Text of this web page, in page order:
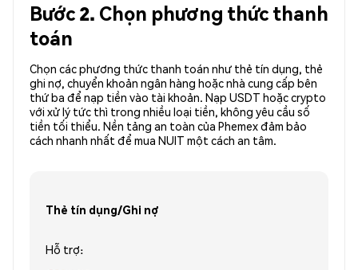
Bước 2. Chọn phương thức thanh
toán
Chọn các phương thức thanh toán như thẻ tín dụng, thẻ
ghi nợ, chuyển khoản ngân hàng hoặc nhà cung cấp bên
thứ ba để nạp tiền vào tài khoản. Nạp USDT hoặc crypto
với xử lý tức thì trong nhiều loại tiền, không yêu cầu số
tiền tối thiểu. Nền tảng an toàn của Phemex đảm bảo
cách nhanh nhất để mua NUIT một cách an tâm.
Thẻ tín dụng/Ghi nợ
Hỗ trợ: